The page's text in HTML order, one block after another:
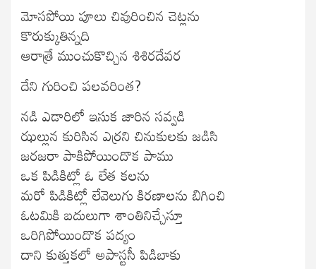
మోసపోయి పూలు చివురించిన చెట్లను
కొరుక్కుతిన్నది
ఆరాత్రే ముంచుకొచ్చిన శిశిరదేవర
దేని గురించి పలవరింత?
నడి ఎడారిలో ఇసుక జారిన సవ్వడి
ఝల్లున కురిసిన ఎర్రని చినుకులకు జడిసి
జరజరా పాకిపోయిందొక పాము
ఒక పిడికిట్లో ఓ లేత కలను
మరో పిడికిట్లో లేవెలుగు కిరణాలను బిగించి
ఓటమికి బదులుగా శాంతినిచ్చేస్తూ
ఒరిగిపోయిందొక పద్యం
దాని కుత్తుకలో అపాస్టసీ పిడిబాకు